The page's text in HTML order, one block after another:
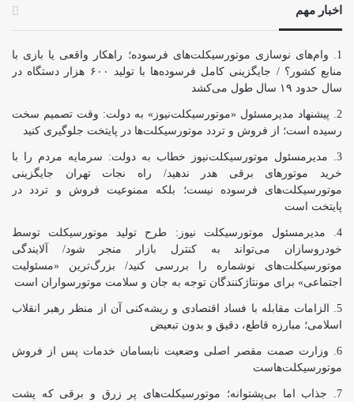
اخبار مهم
وام‌های نوسازی موتورسیکلت‌های فرسوده؛ راهکار واقعی یا بازی با
منابع کشور؟ / جایگزینی کامل فرسوده‌ها با تولید ۶۰۰ هزار دستگاه در
سال حدود ۱۹ سال طول می‌کشد
پیشنهاد مدیرمسئول «موتورسیکلت‌نیوز» به دولت: وقت تصمیم سخت
رسیده است؛ از فروش و تردد موتورسیکلت‌ها در پایتخت جلوگیری کنید
مدیرمسئول موتورسیکلت‌نیوز خطاب به دولت: سرمایه مردم را با
خرید موتورهای برقی هدر ندهید/ راه نجات تهران جایگزینی
موتورسیکلت‌های فرسوده نیست؛ بلکه ممنوعیت فروش و تردد در
پایتخت است
مدیرمسئول موتورسیکلت نیوز: طرح تولید موتورسیکلت توسط
خودروسازان می‌تواند به کنترل بازار منجر شود/ آلایندگی
موتورسیکلت‌های نوشماره را بررسی کنید/ بزرگ‌ترین «مسئولیت
اجتماعی» برای مونتاژکنندگان توجه به جان و سلامت موتورسواران است
الزامات مقابله با فساد اقتصادی و ریشه‌کنی آن از منظر رهبر انقلاب
اسلامی؛ مبارزه قاطع، دقیق و بدون تبعیض
وزارت صمت مقصر اصلی وضعیت نابسامان خدمات پس از فروش
موتورسیکلت‌هاست
جذاب اما بی‌پشتوانه؛ موتورسیکلت‌های پر زرق‌ و برقی که پشت